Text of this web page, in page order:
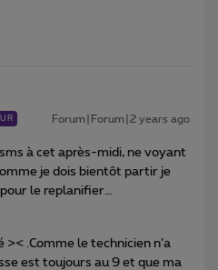
Forum|Forum|2 years ago
à cet après-midi, ne voyant
je dois bientôt partir je
le replanifier…
.Comme le technicien n’a
est toujours au 9 et que ma